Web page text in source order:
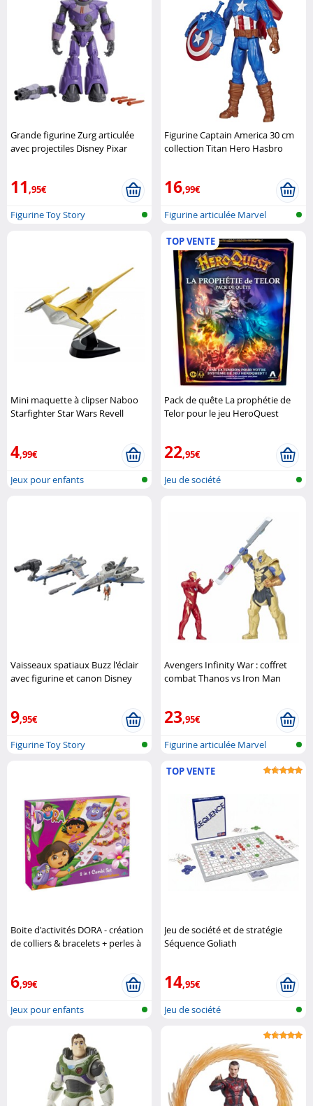
Grande figurine Zurg articulée
avec projectiles Disney Pixar
11,95€
Figurine Toy Story
Figurine Captain America 30 cm
collection Titan Hero Hasbro
16,99€
Figurine articulée Marvel
Mini maquette à clipser Naboo
Starfighter Star Wars Revell
4,99€
Jeux pour enfants
TOP VENTE
Pack de quête La prophétie de
Telor pour le jeu HeroQuest
22,95€
Jeu de société
Vaisseaux spatiaux Buzz l'éclair
avec figurine et canon Disney
9,95€
Figurine Toy Story
Avengers Infinity War : coffret
combat Thanos vs Iron Man
23,95€
Figurine articulée Marvel
Boite d'activités DORA - création
de colliers & bracelets + perles à
6,99€
Jeux pour enfants
TOP VENTE
Jeu de société et de stratégie
Séquence Goliath
14,95€
Jeu de société